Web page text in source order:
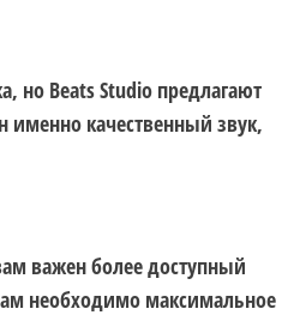
но Beats Studio предлагают
именно качественный звук,
важен более доступный
необходимо максимальное